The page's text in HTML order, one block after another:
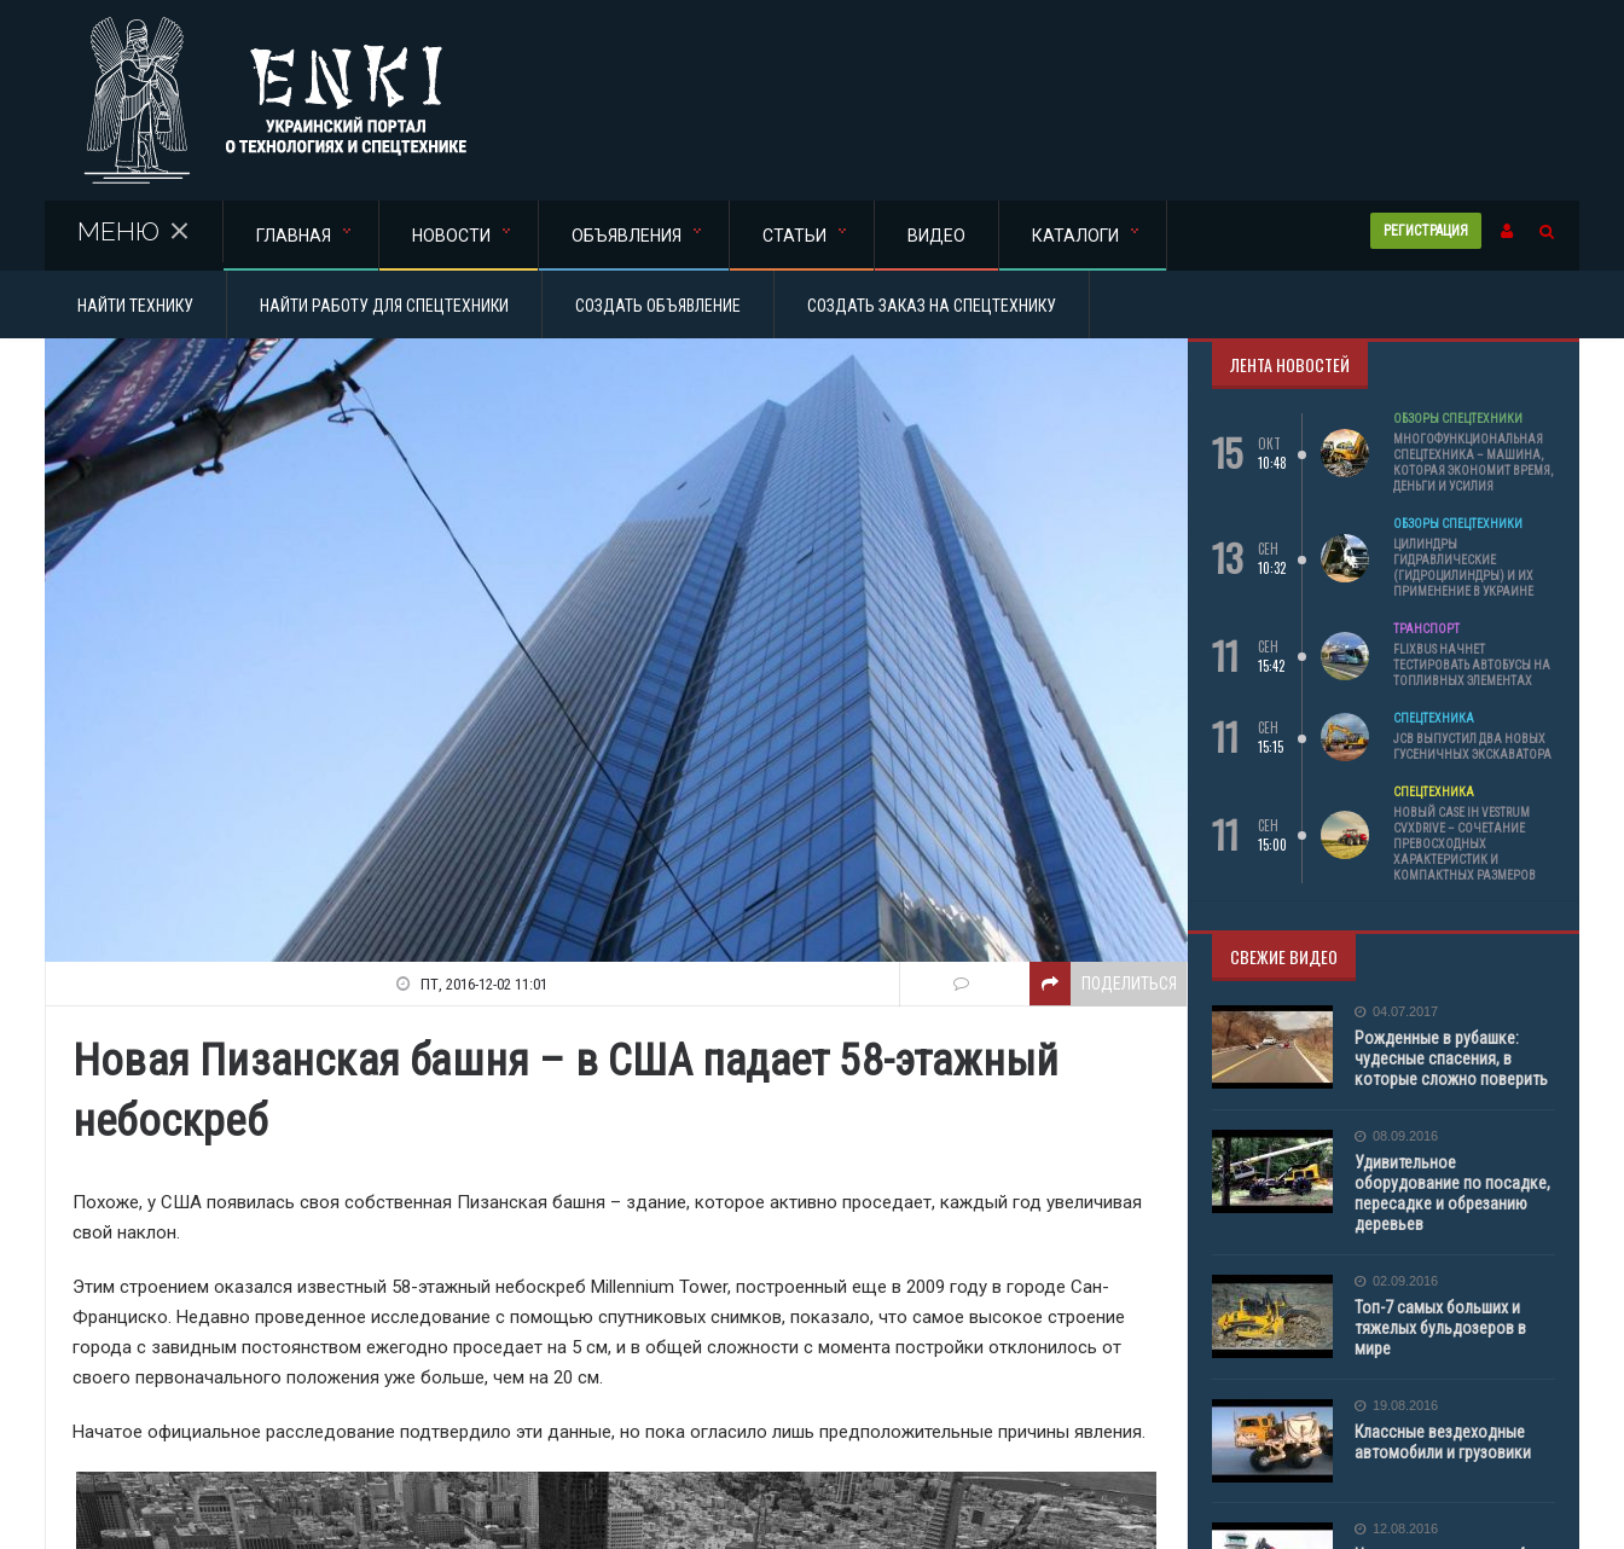
РЕГИСТРАЦИЯ
МЕНЮ ГЛАВНАЯ НОВОСТИ ОБЪЯВЛЕНИЯ СТАТЬИ ВИДЕО КАТАЛОГИ
НАЙТИ ТЕХНИКУ НАЙТИ РАБОТУ ДЛЯ СПЕЦТЕХНИКИ СОЗДАТЬ ОБЪЯВЛЕНИЕ СОЗДАТЬ ЗАКАЗ НА СПЕЦТЕХНИКУ
ПТ, 2016-12-02 11:01 ПОДЕЛИТЬСЯ
Новая Пизанская башня – в США падает 58-этажный
небоскреб
Похоже, у США появилась своя собственная Пизанская башня – здание, которое активно проседает, каждый год увеличивая
свой наклон.
Этим строением оказался известный 58-этажный небоскреб Millennium Tower, построенный еще в 2009 году в городе Сан-
Франциско. Недавно проведенное исследование с помощью спутниковых снимков, показало, что самое высокое строение
города с завидным постоянством ежегодно проседает на 5 см, и в общей сложности с момента постройки отклонилось от
своего первоначального положения уже больше, чем на 20 см.
Начатое официальное расследование подтвердило эти данные, но пока огласило лишь предположительные причины явления.
ЛЕНТА НОВОСТЕЙ
15
ОКТ
10:48
ОБЗОРЫ СПЕЦТЕХНИКИ
МНОГОФУНКЦИОНАЛЬНАЯ
СПЕЦТЕХНИКА – МАШИНА,
КОТОРАЯ ЭКОНОМИТ ВРЕМЯ,
ДЕНЬГИ И УСИЛИЯ
13
СЕН
10:32
ОБЗОРЫ СПЕЦТЕХНИКИ
ЦИЛИНДРЫ
ГИДРАВЛИЧЕСКИЕ
(ГИДРОЦИЛИНДРЫ) И ИХ
ПРИМЕНЕНИЕ В УКРАИНЕ
11
СЕН
15:42
ТРАНСПОРТ
FLIXBUS НАЧНЕТ
ТЕСТИРОВАТЬ АВТОБУСЫ НА
ТОПЛИВНЫХ ЭЛЕМЕНТАХ
11
СЕН
15:15
СПЕЦТЕХНИКА
JCB ВЫПУСТИЛ ДВА НОВЫХ
ГУСЕНИЧНЫХ ЭКСКАВАТОРА
11
СЕН
15:00
СПЕЦТЕХНИКА
НОВЫЙ CASE IH VESTRUM
CVXDRIVE – СОЧЕТАНИЕ
ПРЕВОСХОДНЫХ
ХАРАКТЕРИСТИК И
КОМПАКТНЫХ РАЗМЕРОВ
СВЕЖИЕ ВИДЕО
04.07.2017
Рожденные в рубашке:
чудесные спасения, в
которые сложно поверить
08.09.2016
Удивительное
оборудование по посадке,
пересадке и обрезанию
деревьев
02.09.2016
Топ-7 самых больших и
тяжелых бульдозеров в
мире
19.08.2016
Классные вездеходные
автомобили и грузовики
12.08.2016